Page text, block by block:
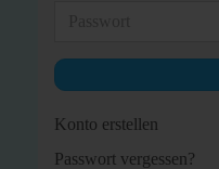
Konto erstellen
Passwort vergessen?